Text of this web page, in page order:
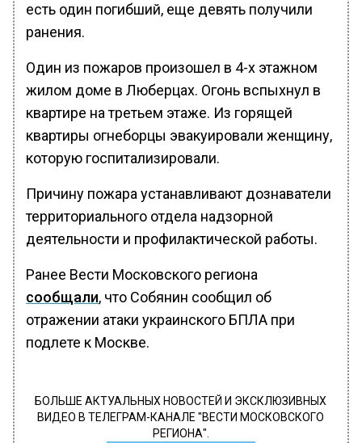
есть один погибший, еще девять получили
ранения.
Один из пожаров произошел в 4-х этажном
жилом доме в Люберцах. Огонь вспыхнул в
квартире на третьем этаже. Из горящей
квартиры огнеборцы эвакуировали женщину,
которую госпитализировали.
Причину пожара устанавливают дознаватели
территориального отдела надзорной
деятельности и профилактической работы.
Ранее Вести Московского региона
сообщали, что Собянин сообщил об
отражении атаки украинского БПЛА при
подлете к Москве.
БОЛЬШЕ АКТУАЛЬНЫХ НОВОСТЕЙ И ЭКСКЛЮЗИВНЫХ
ВИДЕО В ТЕЛЕГРАМ-КАНАЛЕ "ВЕСТИ МОСКОВСКОГО
РЕГИОНА".